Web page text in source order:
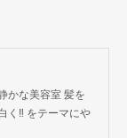
かな美容室 髪を
く‼︎ をテーマにや